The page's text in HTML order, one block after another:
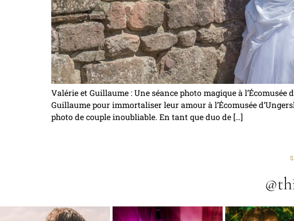
Valérie et Guillaume : Une séance photo magique à l’Écomusée
Guillaume pour immortaliser leur amour à l’Écomusée
photo de couple inoubliable. En tant que duo de […]